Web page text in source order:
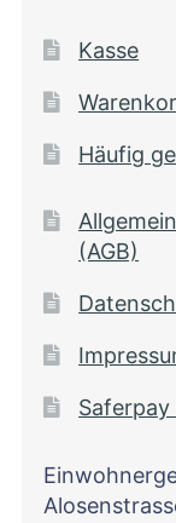
Kasse
Häufig
(AGB)